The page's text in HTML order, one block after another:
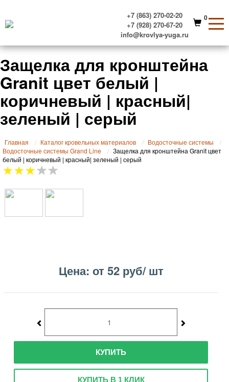
+7 (863) 270-02-20
+7 (928) 270-67-20
info@krovlya-yuga.ru
0
Защелка для кронштейна
Granit цвет белый |
коричневый | красный|
зеленый | серый
Главная Каталог кровельных материалов
Водосточные системы
Водосточные системы Grand Line
Защелка для кронштейна Granit цвет
белый | коричневый | красный| зеленый | серый
Цена: от 52 руб/ шт
КУПИТЬ
КУПИТЬ В 1 КЛИК